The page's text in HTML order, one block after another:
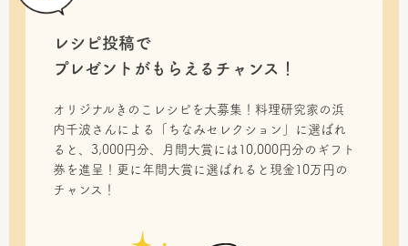
レシピ投稿で
プレゼントがもらえるチャンス！
オリジナルきのこレシピを大募集！料理研究家の浜
内千波さんによる「ちなみセレクション」に選ばれ
ると、3,000円分、月間大賞には10,000円分のギフト
券を進呈！更に年間大賞に選ばれると現金10万円の
チャンス！